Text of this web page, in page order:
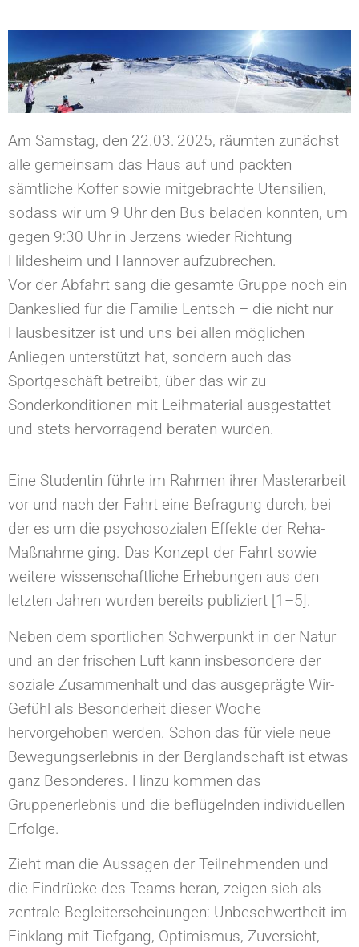
Am Samstag, den 22.03. 2025, räumten zunächst
alle gemeinsam das Haus auf und packten
sämtliche Koffer sowie mitgebrachte Utensilien,
sodass wir um 9 Uhr den Bus beladen konnten, um
gegen 9:30 Uhr in Jerzens wieder Richtung
Hildesheim und Hannover aufzubrechen.
Vor der Abfahrt sang die gesamte Gruppe noch ein
Dankeslied für die Familie Lentsch – die nicht nur
Hausbesitzer ist und uns bei allen möglichen
Anliegen unterstützt hat, sondern auch das
Sportgeschäft betreibt, über das wir zu
Sonderkonditionen mit Leihmaterial ausgestattet
und stets hervorragend beraten wurden.
Eine Studentin führte im Rahmen ihrer Masterarbeit
vor und nach der Fahrt eine Befragung durch, bei
der es um die psychosozialen Effekte der Reha-
Maßnahme ging. Das Konzept der Fahrt sowie
weitere wissenschaftliche Erhebungen aus den
letzten Jahren wurden bereits publiziert [1–5].
Neben dem sportlichen Schwerpunkt in der Natur
und an der frischen Luft kann insbesondere der
soziale Zusammenhalt und das ausgeprägte Wir-
Gefühl als Besonderheit dieser Woche
hervorgehoben werden. Schon das für viele neue
Bewegungserlebnis in der Berglandschaft ist etwas
ganz Besonderes. Hinzu kommen das
Gruppenerlebnis und die beflügelnden individuellen
Erfolge.
Zieht man die Aussagen der Teilnehmenden und
die Eindrücke des Teams heran, zeigen sich als
zentrale Begleiterscheinungen: Unbeschwertheit im
Einklang mit Tiefgang, Optimismus, Zuversicht,